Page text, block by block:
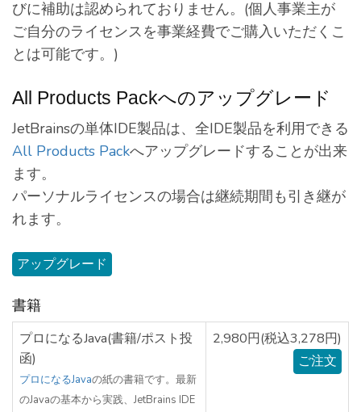
びに補助は認められておりません。(個人事業主が
ご自分のライセンスを事業経費でご購入いただくこ
とは可能です。)
All Products Packへのアップグレード
JetBrainsの単体IDE製品は、全IDE製品を利用できる
All Products Packへアップグレードすることが出来
ます。
パーソナルライセンスの場合は継続期間も引き継が
れます。
アップグレード
書籍
プロになるJava(書籍/ポスト投
函)
プロになるJavaの紙の書籍です。最新
のJavaの基本から実践、JetBrains IDE
2,980円(税込3,278円)
ご注文